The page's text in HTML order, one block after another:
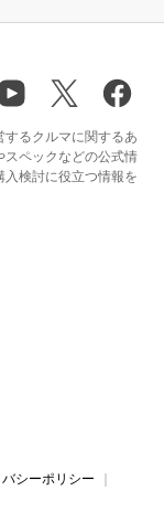
るクルマに関するあ
スペックなどの公式情
検討に役立つ情報を
シーポリシー